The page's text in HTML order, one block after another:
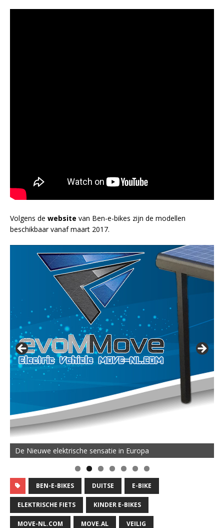
Volgens de website van Ben-e-bikes zijn de modellen
beschikbaar vanaf maart 2017.
De Nieuwe elektrische sensatie in Europa
BEN-E-BIKES DUITSE E-BIKE
ELEKTRISCHE FIETS KINDER E-BIKES
MOVE-NL.COM MOVE.AL VEILIG